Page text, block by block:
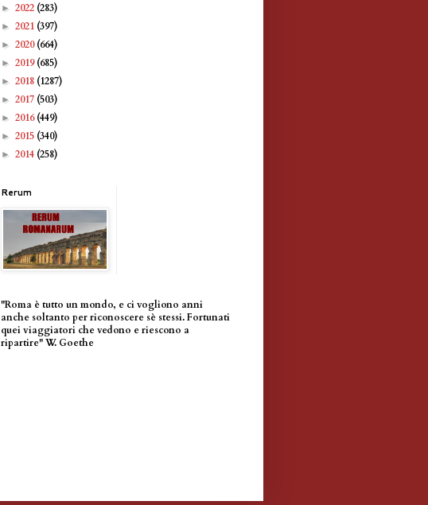
► 2022 (283)
► 2021 (397)
► 2020(664)
► 2019(685)
► 2018 (1287)
► 2017 (503)
► 2016(449)
► 2015 (340)
► 2014 (258)
Rerum
"Roma è tutto un mondo, e ci vogliono anni
anche soltanto per riconoscere sè stessi. Fortunati
quei viaggiatori che vedono e riescono a
ripartire" W. Goethe